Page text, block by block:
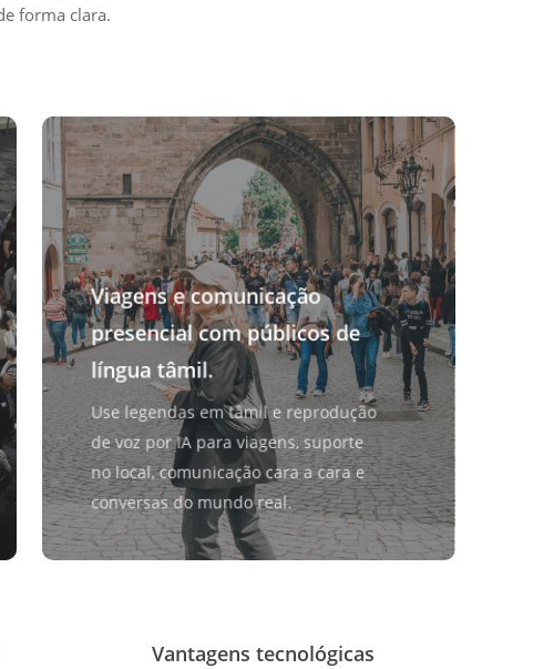
forma clara.
Viagens e comunicação
presencial com públicos de
língua tâmil.
Use legendas em tâmil e reprodução
de voz por IA para viagens, suporte
no local, comunicação cara a cara e
conversas do mundo real.
Vantagens tecnológicas